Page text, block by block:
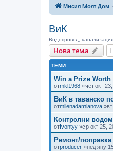
Мисия Моят Дом
ВиК
Водопровод, канализация
Нова тема
ТЕМИ
Win a Prize Worth
отmkl1968 »чет окт
ВиК в таванско
отmilenadamianova
Контролни
отIvontyy »ср окт 25,
Ремонт/поправка
отproducer »нед яну